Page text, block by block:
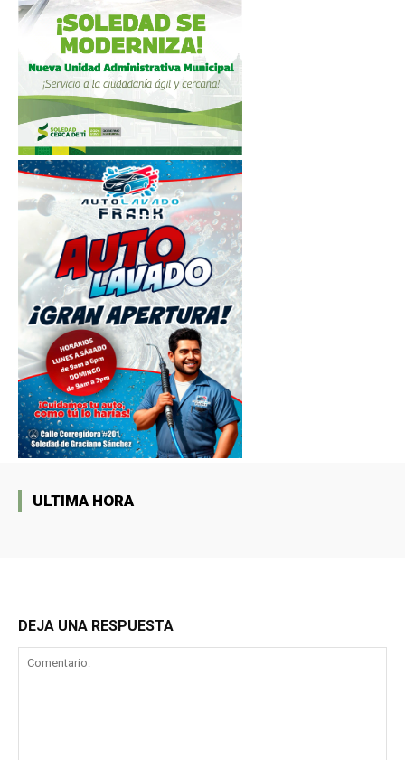
ULTIMA HORA
DEJA UNA RESPUESTA